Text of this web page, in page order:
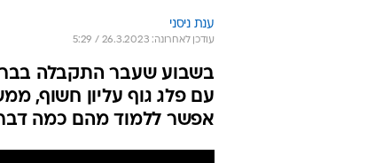
ענת ניסני
עודכן לאחרונה: 26.3.2023 / 5:29
בשבוע שעבר התקבלה
עם פלג גוף עליון חשוף,
אפשר ללמוד מהם כמה